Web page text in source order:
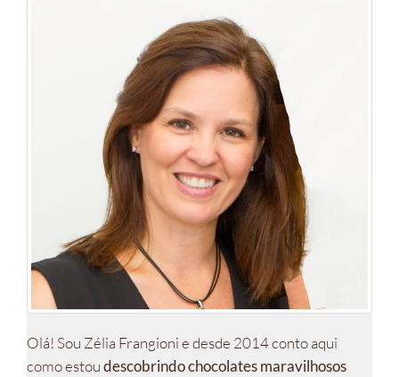
Olá! Sou Zélia Frangioni e desde 2014 conto aqui
como estoudescobrindo chocolates maravilhosos